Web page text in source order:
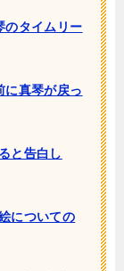
のタイムリー
に真琴が戻っ
と告白し
についての